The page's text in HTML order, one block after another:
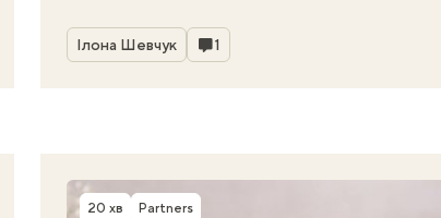
Автор
Ілона Шевчук Коментарі
1
Час приготування
20 хв Partners